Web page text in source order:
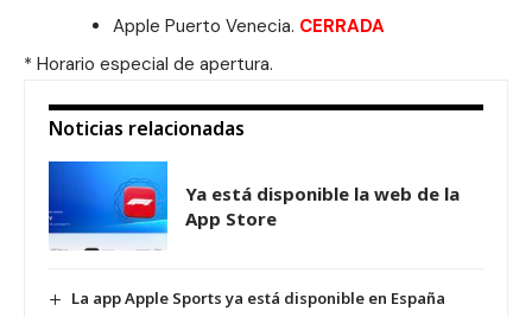
Apple Puerto Venecia. CERRADA
* Horario especial de apertura.
Noticias relacionadas
Ya está disponible la web de la
App Store
La app Apple Sports ya está disponible en España